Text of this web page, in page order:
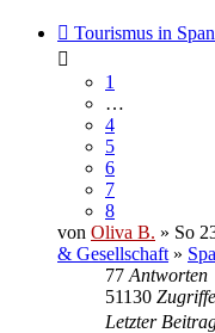
Tourismus in
1
…
4
5
6
7
8
von Oliva B. » So
& Gesellschaft »
77 Antworten
51130 Zugriffe
Letzter